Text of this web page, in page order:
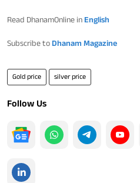
Read DhanamOnline in English
Subscribe to Dhanam Magazine
Gold price silver price
Follow Us